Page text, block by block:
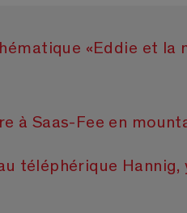
«Eddie et la
à Saas-Fee en
téléphérique